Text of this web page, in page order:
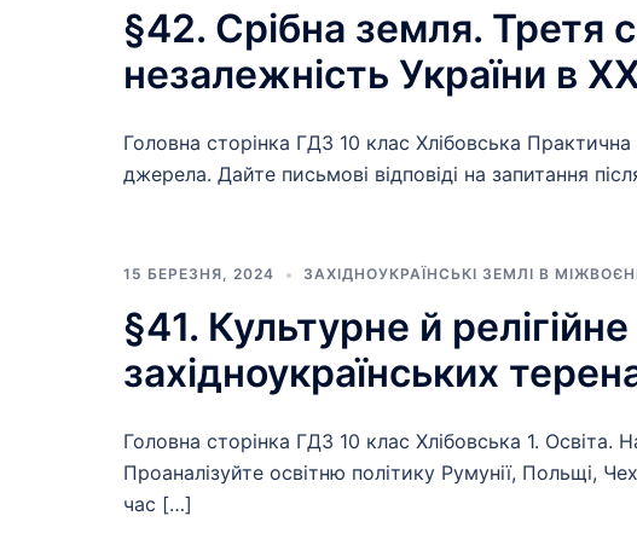
§42. Срібна земля. Третя
незалежність України в XX
Головна сторінка ГДЗ 10 клас Хлібовська
джерела. Дайте письмові відповіді на запитання
15 БЕРЕЗНЯ, 2024 ЗАХІДНОУКРАЇНСЬКІ ЗЕМЛІ В
§41. Культурне й
західноукраїнських
Головна сторінка ГДЗ 10 клас Хлібовська 1. Освіта.
Проаналізуйте освітню політику Румунії, Польщі,
час […]